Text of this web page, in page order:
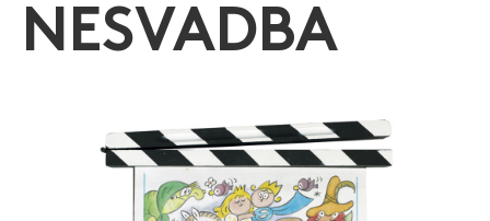
O projektu
Aktuality
Zlín Film Festival
NESVADBA